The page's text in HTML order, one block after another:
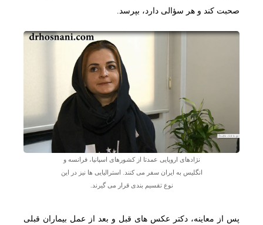
صحبت کند و هر سؤالی دارد، بپرسد.
نژادهای اروپایی عمدتا از کشورهای اسپانیا، فرانسه و
انگلیس به ایران سفر می کنند. استرالیایی ها نیز در این
نوع تقسیم بندی قرار می گیرند.
پس از معاینه، دکتر عکس های قبل و بعد از عمل بیماران قبلی